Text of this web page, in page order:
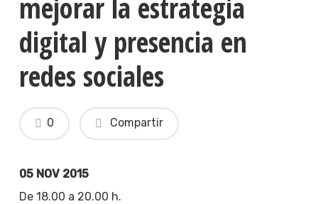
digital y presencia en
redes sociales
Compartir
0
05 NOV 2015
De 18.00 a 20.00 h.